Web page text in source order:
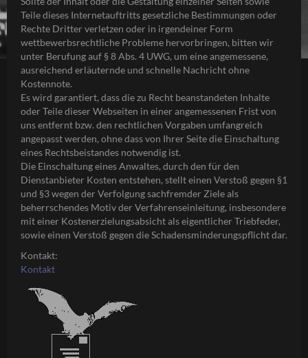
Teile dieses Internetauftritts gesetzliche Bestimmungen oder
Rechte Dritter verletzen oder in irgendeiner Form
wettbewerbsrechtliche Probleme hervorbringen, bitten wir
unter Berufung auf § 8 Abs. 4 UWG, um eine angemessene,
ausreichend erläuternde und schnelle Nachricht ohne
Kostennote.
Es wird garantiert, dass die zu Recht beanstandeten Inhalte
oder Teile dieser Webseiten in einer angemessenen Frist von
uns entfernt bzw. den rechtlichen Vorgaben umfangreich
angepasst werden, ohne dass von Ihrer Seite die Einschaltung
eines Rechtsbeistandes notwendig ist.
Die Einschaltung eines Anwaltes, durch den für den
Dienstanbieter Kosten entstehen, stellt einen Verstoß gegen §1
und §3 wegen der Verfolgung sachfremder Ziele als
beherrschendes Motiv der Verfahrenseinleitung, insbesondere
mit einer Kostenerzielungsabsicht als eigentlicher Triebfeder,
sowie einen Verstoß gegen die Schadensminderungspflicht dar.
Kontakt:
Kontakt